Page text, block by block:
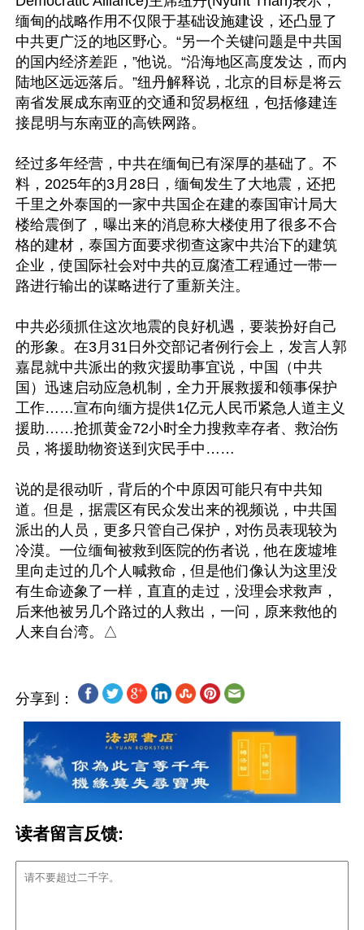
缅甸的战略作用不仅限于基础设施建设，还凸显了
中共更广泛的地区野心。“另一个关键问题是中共国
的国内经济差距，”他说。“沿海地区高度发达，而内
陆地区远远落后。”纽丹解释说，北京的目标是将云
南省发展成东南亚的交通和贸易枢纽，包括修建连
接昆明与东南亚的高铁网路。
经过多年经营，中共在缅甸已有深厚的基础了。不
料，2025年的3月28日，缅甸发生了大地震，还把
千里之外泰国的一家中共国企在建的泰国审计局大
楼给震倒了，曝出来的消息称大楼使用了很多不合
格的建材，泰国方面要求彻查这家中共治下的建筑
企业，使国际社会对中共的豆腐渣工程通过一带一
路进行输出的谋略进行了重新关注。
中共必须抓住这次地震的良好机遇，要装扮好自己
的形象。在3月31日外交部记者例行会上，发言人郭
嘉昆就中共派出的救灾援助事宜说，中国（中共
国）迅速启动应急机制，全力开展救援和领事保护
工作……宣布向缅方提供1亿元人民币紧急人道主义
援助……抢抓黄金72小时全力搜救幸存者、救治伤
员，将援助物资送到灾民手中……
说的是很动听，背后的个中原因可能只有中共知
道。但是，据震区有民众发出来的视频说，中共国
派出的人员，更多只管自己保护，对伤员表现较为
冷漠。一位缅甸被救到医院的伤者说，他在废墟堆
里向走过的几个人喊救命，但是他们像认为这里没
有生命迹象了一样，直直的走过，没理会求救声，
后来他被另几个路过的人救出，一问，原来救他的
分享到：
读者留言反馈: